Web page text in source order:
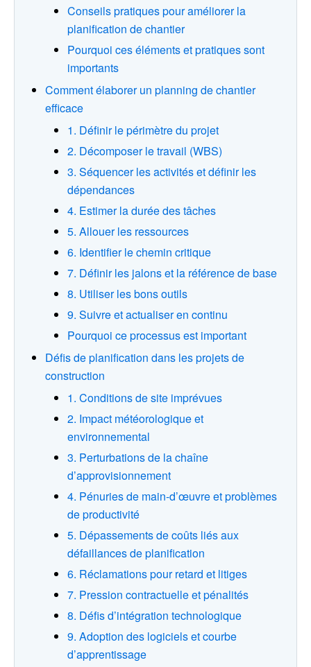
Conseils pratiques pour améliorer la
planification de chantier
Pourquoi ces éléments et pratiques sont
importants
Comment élaborer un planning de chantier
efficace
1. Définir le périmètre du projet
2. Décomposer le travail (WBS)
3. Séquencer les activités et définir les
dépendances
4. Estimer la durée des tâches
5. Allouer les ressources
6. Identifier le chemin critique
7. Définir les jalons et la référence de base
8. Utiliser les bons outils
9. Suivre et actualiser en continu
Pourquoi ce processus est important
Défis de planification dans les projets de
construction
1. Conditions de site imprévues
2. Impact météorologique et
environnemental
3. Perturbations de la chaîne
d’approvisionnement
4. Pénuries de main-d’œuvre et problèmes
de productivité
5. Dépassements de coûts liés aux
défaillances de planification
6. Réclamations pour retard et litiges
7. Pression contractuelle et pénalités
8. Défis d’intégration technologique
9. Adoption des logiciels et courbe
d’apprentissage